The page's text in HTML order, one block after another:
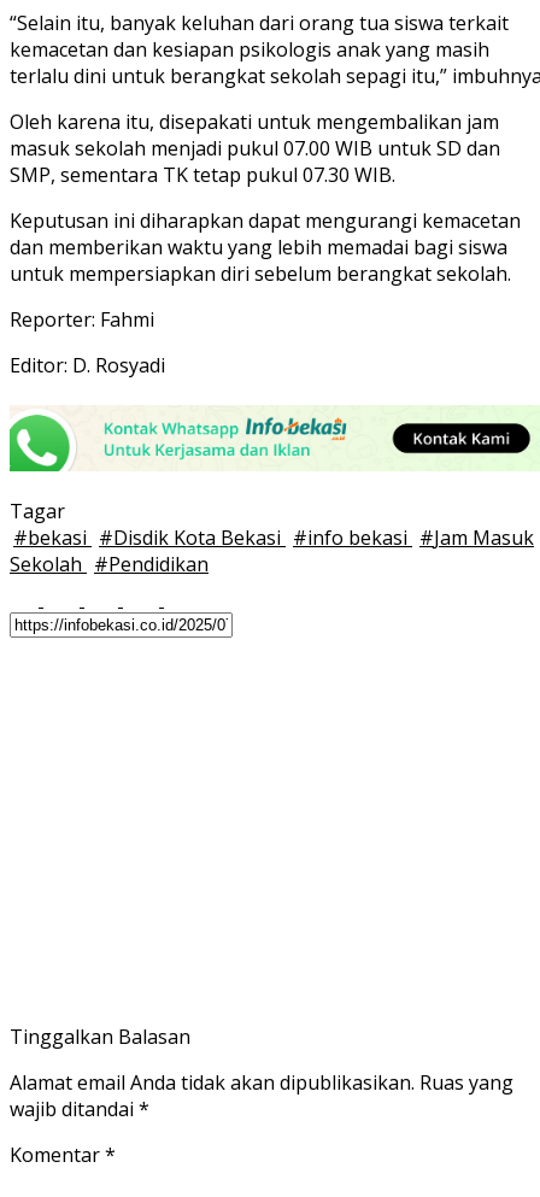
“Selain itu, banyak keluhan dari orang tua siswa terkait
kemacetan dan kesiapan psikologis anak yang masih
terlalu dini untuk berangkat sekolah sepagi itu,”
Oleh karena itu, disepakati untuk mengembalikan jam
masuk sekolah menjadi pukul 07.00 WIB untuk SD dan
SMP, sementara TK tetap pukul 07.30 WIB.
Keputusan ini diharapkan dapat mengurangi kemacetan
dan memberikan waktu yang lebih memadai bagi siswa
untuk mempersiapkan diri sebelum berangkat sekolah.
Reporter: Fahmi
Editor: D. Rosyadi
Tagar
#bekasi #Disdik Kota Bekasi #info bekasi #Jam Masuk
Sekolah #Pendidikan
Tinggalkan Balasan
Alamat email Anda tidak akan dipublikasikan. Ruas yang
wajib ditandai *
Komentar*